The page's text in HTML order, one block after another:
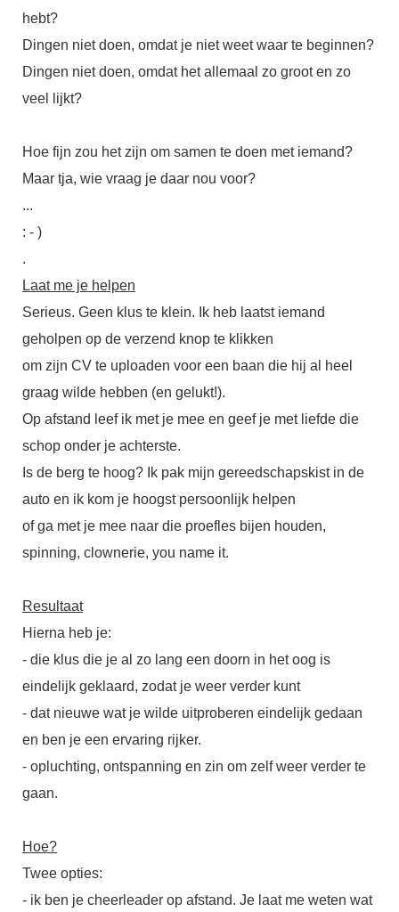
hebt?
Dingen niet doen, omdat je niet weet waar te beginnen?
Dingen niet doen, omdat het allemaal zo groot en zo
veel lijkt?
Hoe fijn zou het zijn om samen te doen met iemand?
Maar tja, wie vraag je daar nou voor?
...
: - )
.
Laat me je helpen
Serieus. Geen klus te klein. Ik heb laatst iemand
geholpen op de verzend knop te klikken
om zijn CV te uploaden voor een baan die hij al heel
graag wilde hebben (en gelukt!).
Op afstand leef ik met je mee en geef je met liefde die
schop onder je achterste.
Is de berg te hoog? Ik pak mijn gereedschapskist in de
auto en ik kom je hoogst persoonlijk helpen
of ga met je mee naar die proefles bijen houden,
spinning, clownerie, you name it.
Resultaat
Hierna heb je:
- die klus die je al zo lang een doorn in het oog is
eindelijk geklaard, zodat je weer verder kunt
- dat nieuwe wat je wilde uitproberen eindelijk gedaan
en ben je een ervaring rijker.
- opluchting, ontspanning en zin om zelf weer verder te
gaan.
Hoe?
Twee opties:
- ik ben je cheerleader op afstand. Je laat me weten wat